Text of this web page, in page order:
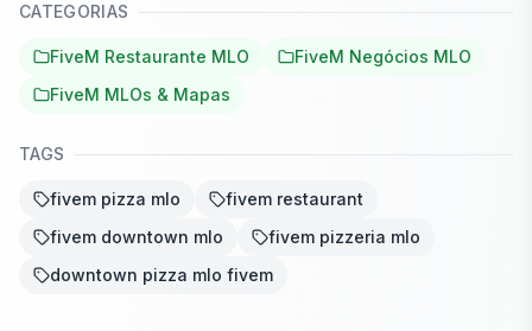
CATEGORIAS
FiveM Restaurante MLO
FiveM Negócios MLO
FiveM MLOs & Mapas
TAGS
fivem pizza mlo
fivem restaurant
fivem downtown mlo
fivem pizzeria mlo
downtown pizza mlo fivem